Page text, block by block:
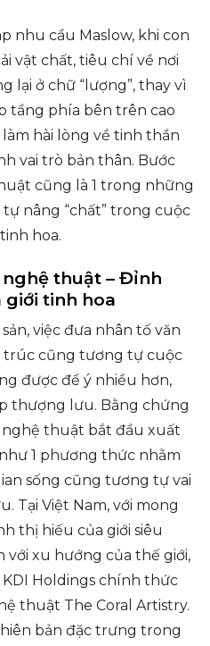
nhu cầu Maslow, khi con
vật chất, tiêu chí về nơi
lại ở chữ “lượng”, thay vì
tầng phía bên trên cao
hài lòng về tinh thần
vai trò bản thân. Bước
cũng là 1 trong những
nâng “chất” trong cuộc
hoa.
thuật – Đỉnh
giới tinh hoa
việc đưa nhân tố văn
trúc cũng tương tự cuộc
được để ý nhiều hơn,
thượng lưu. Bằng chứng
nghệ thuật bắt đầu xuất
1 phương thức nhằm
sống cũng tương tự vai
Tại Việt Nam, với mong
thị hiếu của giới siêu
xu hướng của thế giới,
KDI Holdings chính thức
thuật The Coral Artistry.
bản đặc trưng trong